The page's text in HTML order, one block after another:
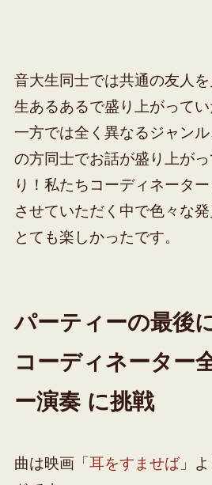
音大生同士では共通の友人
生あるあるで盛り上がってい
一方では全く異なるジャン
の方同士でお話が盛り上が
り！ 私たちコーディネータ
させていただく中で色々な発
とても楽しかったです。
パーティーの最後
コーディネーター
ー演奏 に挑戦
曲は映画「 耳をすませば」よ